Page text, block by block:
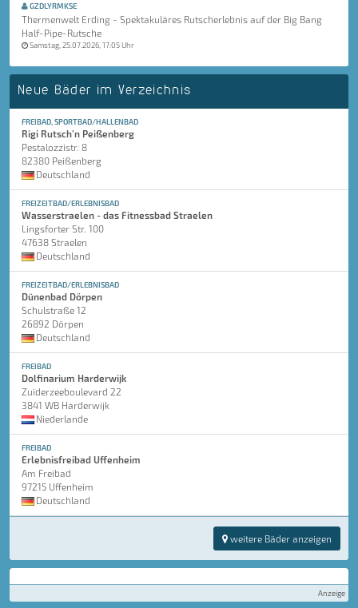
GZDLYRMKSE
Thermenwelt Erding - Spektakuläres Rutscherlebnis auf der Big Bang
Half-Pipe-Rutsche
Samstag, 25.07.2026, 17:05 Uhr
Neue Bäder im Verzeichnis
FREIBAD, SPORTBAD/HALLENBAD
Rigi Rutsch'n Peißenberg
Pestalozzistr. 8
82380 Peißenberg
Deutschland
FREIZEITBAD/ERLEBNISBAD
Wasserstraelen - das Fitnessbad Straelen
Lingsforter Str. 100
47638 Straelen
Deutschland
FREIZEITBAD/ERLEBNISBAD
Dünenbad Dörpen
Schulstraße 12
26892 Dörpen
Deutschland
FREIBAD
Dolfinarium Harderwijk
Zuiderzeeboulevard 22
3841 WB Harderwijk
Niederlande
FREIBAD
Erlebnisfreibad Uffenheim
Am Freibad
97215 Uffenheim
Deutschland
weitere Bäder anzeigen
Anzeige